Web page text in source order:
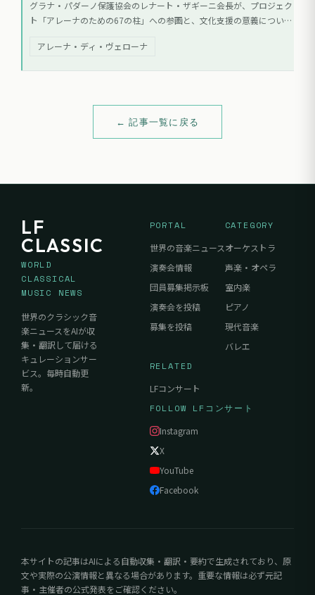
グラナ・パダーノ保護協会のレナート・ザギーニ会長が、プロジェク
ト「アレーナのための67の柱」への参画と、文化支援の意義について
と称え、2026年のプログラムにおけるオペラやバレエ、クラシック音
アレーナ・ディ・ヴェローナ
← 記事一覧に戻る
LF
CLASSIC
WORLD
CLASSICAL
MUSIC NEWS
世界のクラシック音
楽ニュースをAIが収
集・翻訳して届ける
キュレーションサー
ビス。毎時自動更
新。
PORTAL
世界の音楽ニュース
演奏会情報
団員募集掲示板
演奏会を投稿
募集を投稿
CATEGORY
オーケストラ
声楽・オペラ
室内楽
ピアノ
現代音楽
バレエ
RELATED
LFコンサート
FOLLOW LFコンサート
Instagram
X
YouTube
Facebook
本サイトの記事はAIによる自動収集・翻訳・要約で生成されており、原
文や実際の公演情報と異なる場合があります。重要な情報は必ず元記
事・主催者の公式発表をご確認ください。